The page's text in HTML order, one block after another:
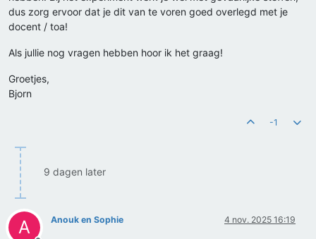
dus zorg ervoor dat je dit van te voren goed overlegd met je
docent / toa!
Als jullie nog vragen hebben hoor ik het graag!
Groetjes,
Bjorn
-1
9 dagen later
A Anouk en Sophie 4 nov. 2025 16:19